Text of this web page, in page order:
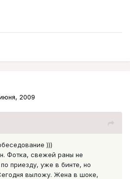
2009
)))
Фотка, свежей раны не
приезду, уже в бинте, но
выложу. Жена в шоке,